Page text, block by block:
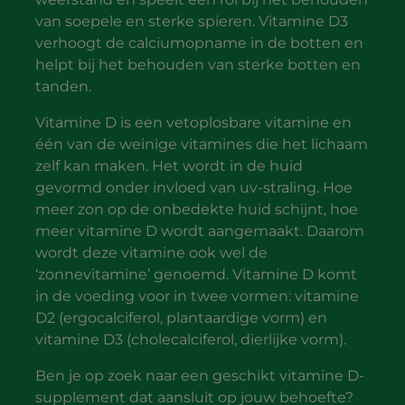
van soepele en sterke spieren. Vitamine D3
verhoogt de calciumopname in de botten en
helpt bij het behouden van sterke botten en
tanden.
Vitamine D is een vetoplosbare vitamine en
één van de weinige vitamines die het lichaam
zelf kan maken. Het wordt in de huid
gevormd onder invloed van uv-straling. Hoe
meer zon op de onbedekte huid schijnt, hoe
meer vitamine D wordt aangemaakt. Daarom
wordt deze vitamine ook wel de
‘zonnevitamine’ genoemd. Vitamine D komt
in de voeding voor in twee vormen: vitamine
D2 (ergocalciferol, plantaardige vorm) en
vitamine D3 (cholecalciferol, dierlijke vorm).
Ben je op zoek naar een geschikt vitamine D-
supplement dat aansluit op jouw behoefte?